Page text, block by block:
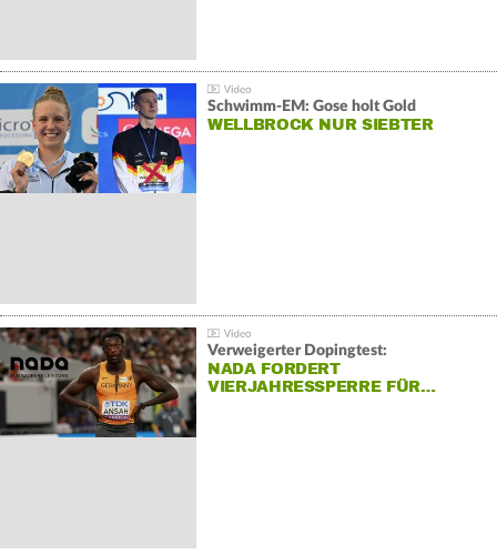
Schwimm-EM: Gose holt Gold
WELLBROCK NUR SIEBTER
Verweigerter Dopingtest:
NADA FORDERT
VIERJAHRESSPERRE FÜR…